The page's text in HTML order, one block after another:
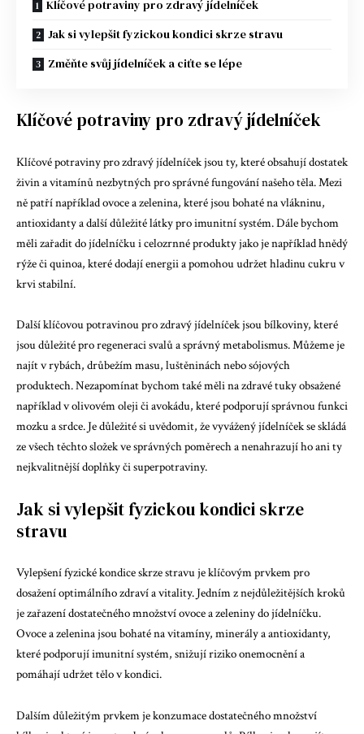
Klíčové potraviny pro zdravý jídelníček
Jak si vylepšit fyzickou kondici skrze stravu
Změňte svůj jídelníček a ciťte se lépe
Klíčové potraviny pro zdravý jídelníček
Klíčové potraviny pro zdravý jídelníček jsou ty, které obsahují dostatek
živin a vitamínů nezbytných pro správné fungování našeho těla. Mezi
ně patří například ovoce a zelenina, které jsou bohaté na vlákninu,
antioxidanty a další důležité látky pro imunitní systém. Dále bychom
měli zařadit do jídelníčku i celozrnné produkty jako je například hnědý
rýže či quinoa, které dodají energii a pomohou udržet hladinu cukru v
krvi stabilní.
Další klíčovou potravinou pro zdravý jídelníček jsou bílkoviny, které
jsou důležité pro regeneraci svalů a správný metabolismus. Můžeme je
najít v rybách, drůbežím masu, luštěninách nebo sójových
produktech. Nezapomínat bychom také měli na zdravé tuky obsažené
například v olivovém oleji či avokádu, které podporují správnou funkci
mozku a srdce. Je důležité si uvědomit, že vyvážený jídelníček se skládá
ze všech těchto složek ve správných poměrech a nenahrazují ho ani ty
nejkvalitnější doplňky či superpotraviny.
Jak si vylepšit fyzickou kondici skrze
stravu
Vylepšení fyzické kondice skrze stravu je klíčovým prvkem pro
dosažení optimálního zdraví a vitality. Jedním z nejdůležitějších kroků
je zařazení dostatečného množství ovoce a zeleniny do jídelníčku.
Ovoce a zelenina jsou bohaté na vitamíny, minerály a antioxidanty,
které podporují imunitní systém, snižují riziko onemocnění a
pomáhají udržet tělo v kondici.
Dalším důležitým prvkem je konzumace dostatečného množství